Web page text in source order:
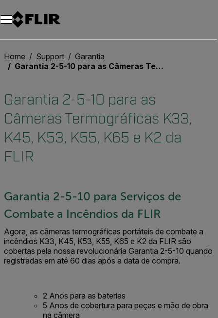
Home Support
Garantia
Garantia 2-5-10 para as Câmeras Termográficas K33, K45, K53, K55, K65 e K2 da FLIR
Garantia 2-5-10 para as
Câmeras Termográficas K33,
K45, K53, K55, K65 e K2 da
FLIR
Garantia 2-5-10 para Serviços de
Combate a Incêndios da FLIR
Agora, as câmeras termográficas portáteis de combate a
incêndios K33, K45, K53, K55, K65 e K2 da FLIR são
cobertas pela nossa revolucionária Garantia 2-5-10 quando
registradas em até 60 dias após a data de compra.
2 Anos para as baterias
5 Anos de cobertura para peças e mão de obra
na câmera